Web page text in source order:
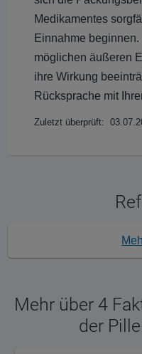
Medikamentes
Einnahme
möglichen äußeren
ihre Wirkung
Rücksprache mit
Zuletzt überprüft:
Mehr über 4
der